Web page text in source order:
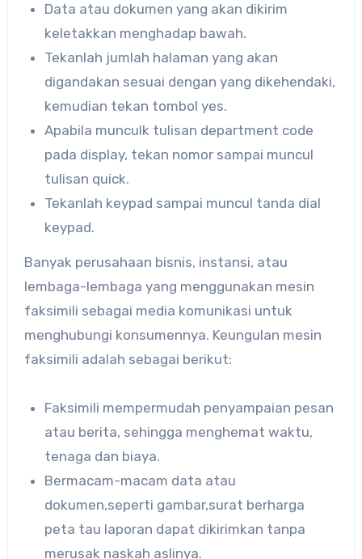
Data atau dokumen yang akan dikirim
keletakkan menghadap bawah.
Tekanlah jumlah halaman yang akan
digandakan sesuai dengan yang dikehendaki,
kemudian tekan tombol yes.
Apabila munculk tulisan department code
pada display, tekan nomor sampai muncul
tulisan quick.
Tekanlah keypad sampai muncul tanda dial
keypad.
Banyak perusahaan bisnis, instansi, atau
lembaga-lembaga yang menggunakan mesin
faksimili sebagai media komunikasi untuk
menghubungi konsumennya. Keungulan mesin
faksimili adalah sebagai berikut:
Faksimili mempermudah penyampaian pesan
atau berita, sehingga menghemat waktu,
tenaga dan biaya.
Bermacam-macam data atau
dokumen,seperti gambar,surat berharga
peta tau laporan dapat dikirimkan tanpa
merusak naskah aslinya.